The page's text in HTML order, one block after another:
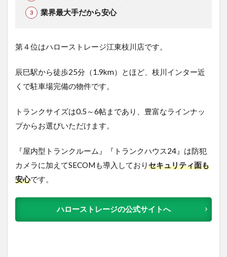
業界最大手だから安心
第４位はハローストレージ江東枝川店です。
辰巳駅から徒歩25分（1.9km）とほど、枝川インター近
くで駐車場完備の物件です。
トランクサイズは0.5～6帖まであり、豊富なラインナッ
プからお選びいただけます。
『屋内型トランクルーム』『トランクハウス24』は防犯
カメラに加えてSECOMも導入しておりセキュリティ面も
安心です。
ハローストレージの公式サイトへ